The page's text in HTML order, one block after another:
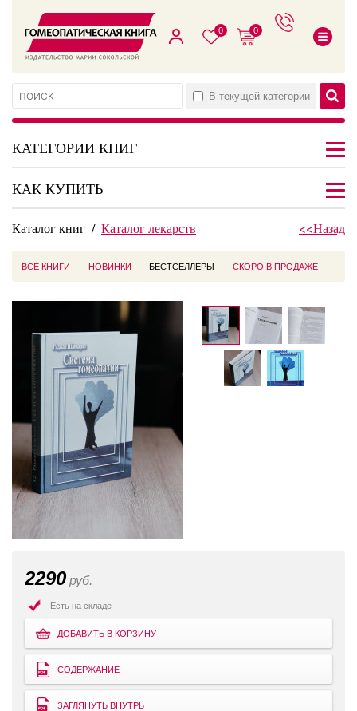
0 0
В текущей категории
КАТЕГОРИИ КНИГ
КАК КУПИТЬ
Каталог книг / Каталог лекарств <<Назад
ВСЕ КНИГИ НОВИНКИ БЕСТСЕЛЛЕРЫ СКОРО В ПРОДАЖЕ
2290 руб.
Есть на складе
ДОБАВИТЬ В КОРЗИНУ
СОДЕРЖАНИЕ
ЗАГЛЯНУТЬ ВНУТРЬ